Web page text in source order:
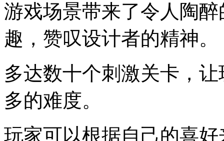
游戏场景带来了令人陶
趣，赞叹设计者的精神。
多达数十个刺激关卡，
多的难度。
玩家可以根据自己的喜